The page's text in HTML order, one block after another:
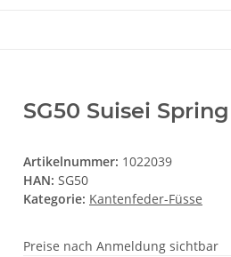
SG50 Suisei
Artikelnummer: 1022039
HAN: SG50
Kategorie: Kantenfeder-Füsse
Preise nach Anmeldung sichtbar